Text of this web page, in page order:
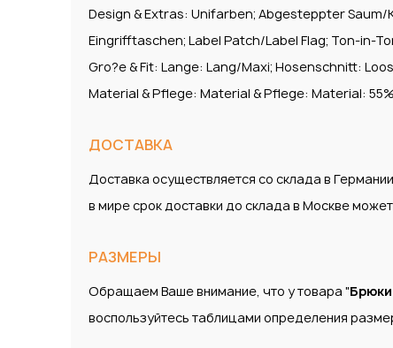
Design & Extras: Unifarben; Abgesteppter
Eingrifftaschen; Label Patch/Label Flag; Ton-in-
Gro?e & Fit: Lange: Lang/Maxi; Hosenschnitt:
Material & Pflege: Material & Pflege: Material:
ДОСТАВКА
Доставка осуществляется со склада в
в мире срок доставки до склада в Москве
РАЗМЕРЫ
Обращаем Ваше внимание, что у товара "
воспользуйтесь таблицами определения